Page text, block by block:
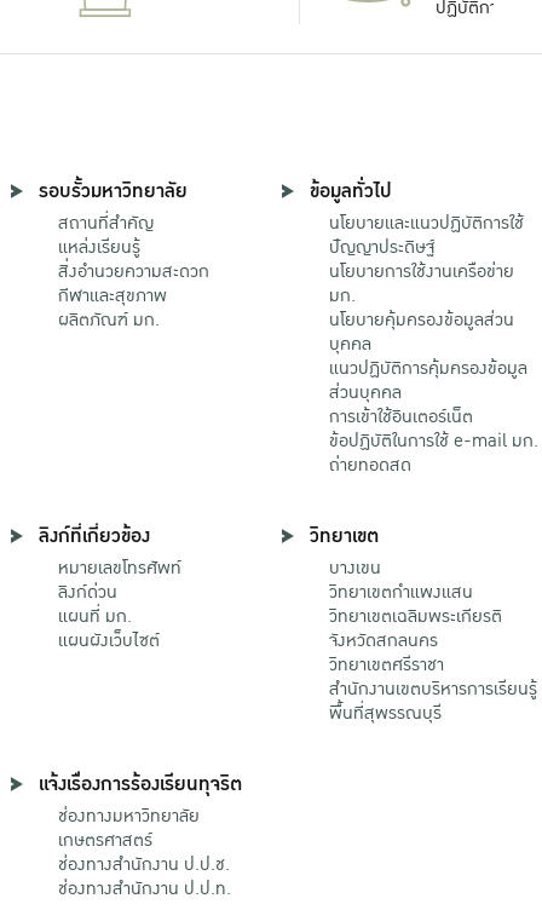
ปฏิบัติการ
รอบรั้วมหาวิทยาลัย
สถานที่สำคัญ
แหล่งเรียนรู้
สิ่งอำนวยความสะดวก
กีฬาและสุขภาพ
ผลิตภัณฑ์ มก.
ข้อมูลทั่วไป
นโยบายและแนวปฏิบัติการใช้
ปัญญาประดิษฐ์
นโยบายการใช้งานเครือข่าย
มก.
นโยบายคุ้มครองข้อมูลส่วน
บุคคล
แนวปฏิบัติการคุ้มครองข้อมูล
ส่วนบุคคล
การเข้าใช้อินเตอร์เน็ต
ข้อปฏิบัติในการใช้ e-mail มก.
ถ่ายทอดสด
ลิงก์ที่เกี่ยวข้อง
หมายเลขโทรศัพท์
ลิงก์ด่วน
แผนที่ มก.
แผนผังเว็บไซต์
วิทยาเขต
บางเขน
วิทยาเขตกําแพงแสน
วิทยาเขตเฉลิมพระเกียรติ
จังหวัดสกลนคร
วิทยาเขตศรีราชา
สำนักงานเขตบริหารการเรียนรู้
พื้นที่สุพรรณบุรี
แจ้งเรื่องการร้องเรียนทุจริต
ช่องทางมหาวิทยาลัย
เกษตรศาสตร์
ช่องทางสำนักงาน ป.ป.ช.
ช่องทางสำนักงาน ป.ป.ท.